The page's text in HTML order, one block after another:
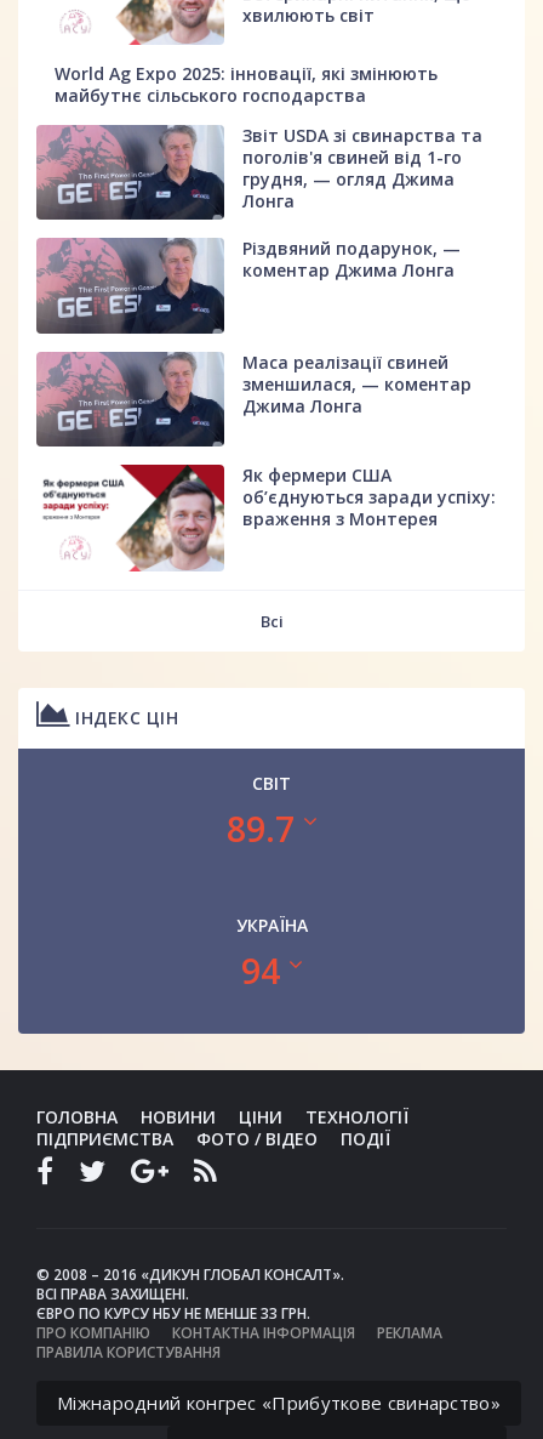
хвилюють світ
World Ag Expo 2025: інновації, які змінюють
майбутнє сільського господарства
Звіт USDA зі свинарства та
поголів'я свиней від 1-го
грудня, — огляд Джима
Лонга
Різдвяний подарунок, —
коментар Джима Лонга
Маса реалізації свиней
зменшилася, — коментар
Джима Лонга
Як фермери США
об’єднуються заради успіху:
враження з Монтерея
Всі
ІНДЕКС ЦІН
СВІТ
89.7
УКРАЇНА
94
ГОЛОВНА НОВИНИ ЦІНИ
ТЕХНОЛОГІЇ
ПІДПРИЄМСТВА
ФОТО / ВІДЕО ПОДІЇ
© 2008 – 2016 «ДИКУН ГЛОБАЛ КОНСАЛТ».
ВСІ ПРАВА ЗАХИЩЕНІ.
ЄВРО ПО КУРСУ НБУ НЕ МЕНШЕ 33 ГРН.
ПРО КОМПАНІЮ
КОНТАКТНА ІНФОРМАЦІЯ
РЕКЛАМА
ПРАВИЛА КОРИСТУВАННЯ
Міжнародний конгрес «Прибуткове свинарство»